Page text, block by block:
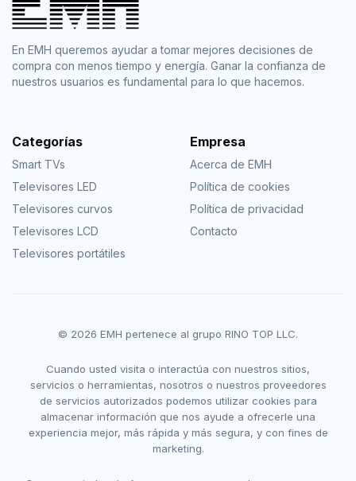
En EMH queremos ayudar a tomar mejores decisiones de
compra con menos tiempo y energía. Ganar la confianza de
nuestros usuarios es fundamental para lo que hacemos.
Categorías
Smart TVs
Televisores LED
Televisores curvos
Televisores LCD
Televisores portátiles
Empresa
Acerca de EMH
Política de cookies
Política de privacidad
Contacto
© 2026 EMH pertenece al grupo RINO TOP LLC.
Cuando usted visita o interactúa con nuestros sitios,
servicios o herramientas, nosotros o nuestros proveedores
de servicios autorizados podemos utilizar cookies para
almacenar información que nos ayude a ofrecerle una
experiencia mejor, más rápida y más segura, y con fines de
marketing.